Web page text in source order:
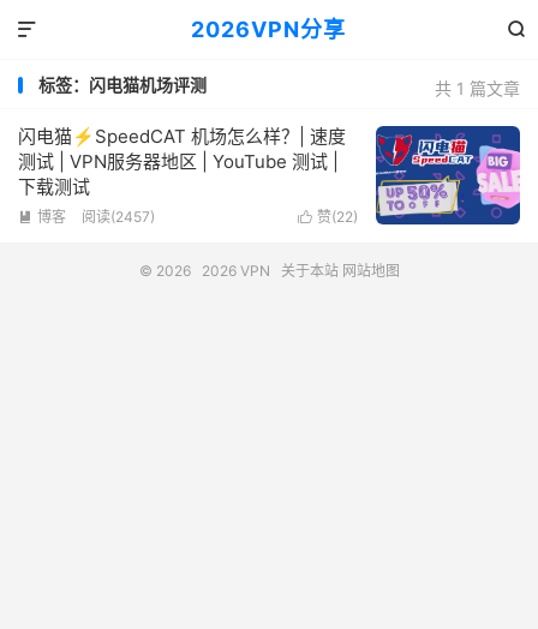
2026VPN分享 

共 1 篇文章
标签：闪电猫机场评测
闪电猫⚡SpeedCAT 机场怎么样？| 速度
测试 | VPN服务器地区 | YouTube 测试 |
下载测试
 赞(22)
 博客 阅读(2457)
© 2026 2026 VPN 关于本站 网站地图